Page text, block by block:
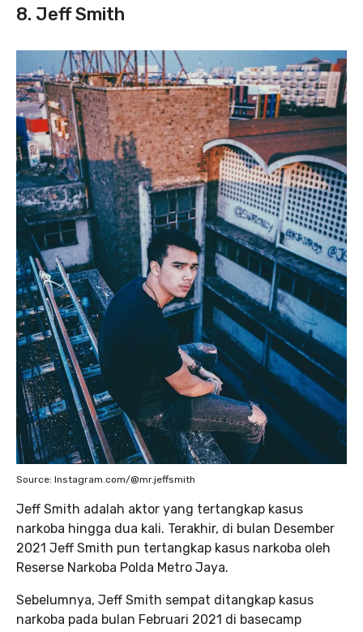
8. Jeff Smith
Source: Instagram.com/@mr.jeffsmith
Jeff Smith adalah aktor yang tertangkap kasus
narkoba hingga dua kali. Terakhir, di bulan Desember
2021 Jeff Smith pun tertangkap kasus narkoba oleh
Reserse Narkoba Polda Metro Jaya.
Sebelumnya, Jeff Smith sempat ditangkap kasus
narkoba pada bulan Februari 2021 di basecamp